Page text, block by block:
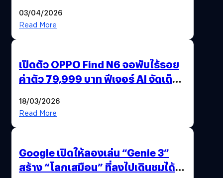
03/04/2026
Read More
เปิดตัว OPPO Find N6 จอพับไร้รอย
ค่าตัว 79,999 บาท ฟีเจอร์ AI จัดเต็ม
18/03/2026
Read More
Google เปิดให้ลองเล่น “Genie 3”
สร้าง “โลกเสมือน” ที่ลงไปเดินชมได้